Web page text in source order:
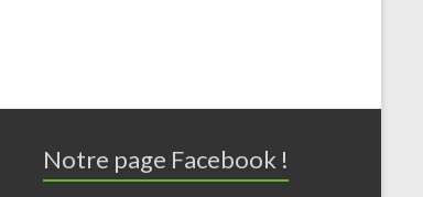
Notre page Facebook !